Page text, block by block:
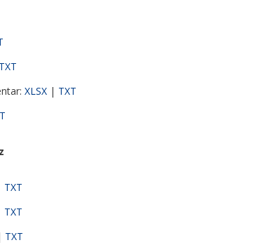
TXT
XLSX | TXT
TXT
TXT
TXT